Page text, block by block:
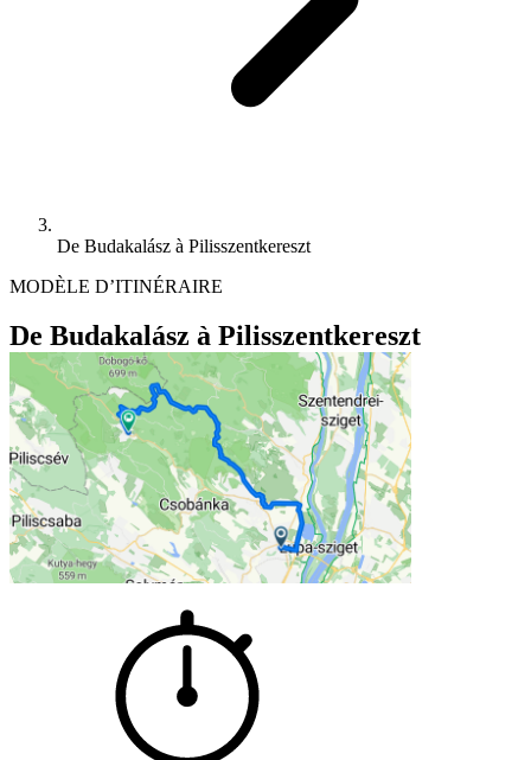
De Budakalász à Pilisszentkereszt
MODÈLE D’ITINÉRAIRE
De Budakalász à Pilisszentkereszt